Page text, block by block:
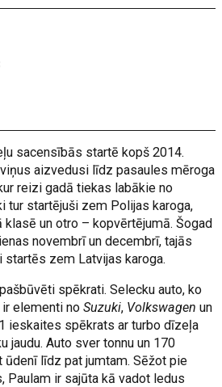
sacensībās startē kopš 2014.
aizvedusi līdz pasaules mēroga
reizi gadā tiekas labākie no
tur startējuši zem Polijas karoga,
un otro – kopvērtējumā. Šogad
novembrī un decembrī, tajās
zem Latvijas karoga.
spēkrati. Selecku auto, ko
ir elementi noSuzuki, Volkswagenun
ieskaites spēkrats ar turbo dīzeļa
jaudu. Auto sver tonnu un 170
ūdenī līdz pat jumtam. Sēžot pie
Paulam ir sajūta kā vadot ledus